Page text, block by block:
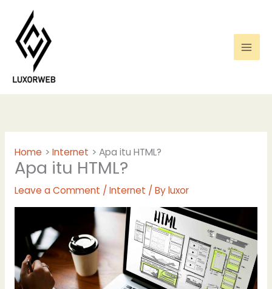
content
Home Internet Apa itu HTML?
Apa itu HTML?
Leave a Comment / Internet / Byluxor